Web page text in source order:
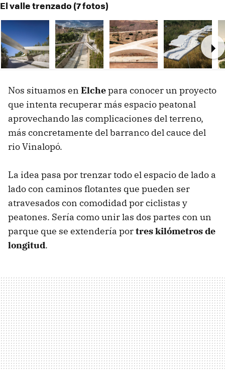
El valle trenzado (7 fotos)
Nos situamos en Elchepara conocer un proyecto
que intenta recuperar más espacio peatonal
aprovechando las complicaciones del terreno,
más concretamente del barranco del cauce del
rio Vinalopó.
La idea pasa por trenzar todo el espacio de lado a
lado con caminos flotantes que pueden ser
atravesados con comodidad por ciclistas y
peatones. Sería como unir las dos partes con un
parque que se extendería portres kilómetros de
longitud.